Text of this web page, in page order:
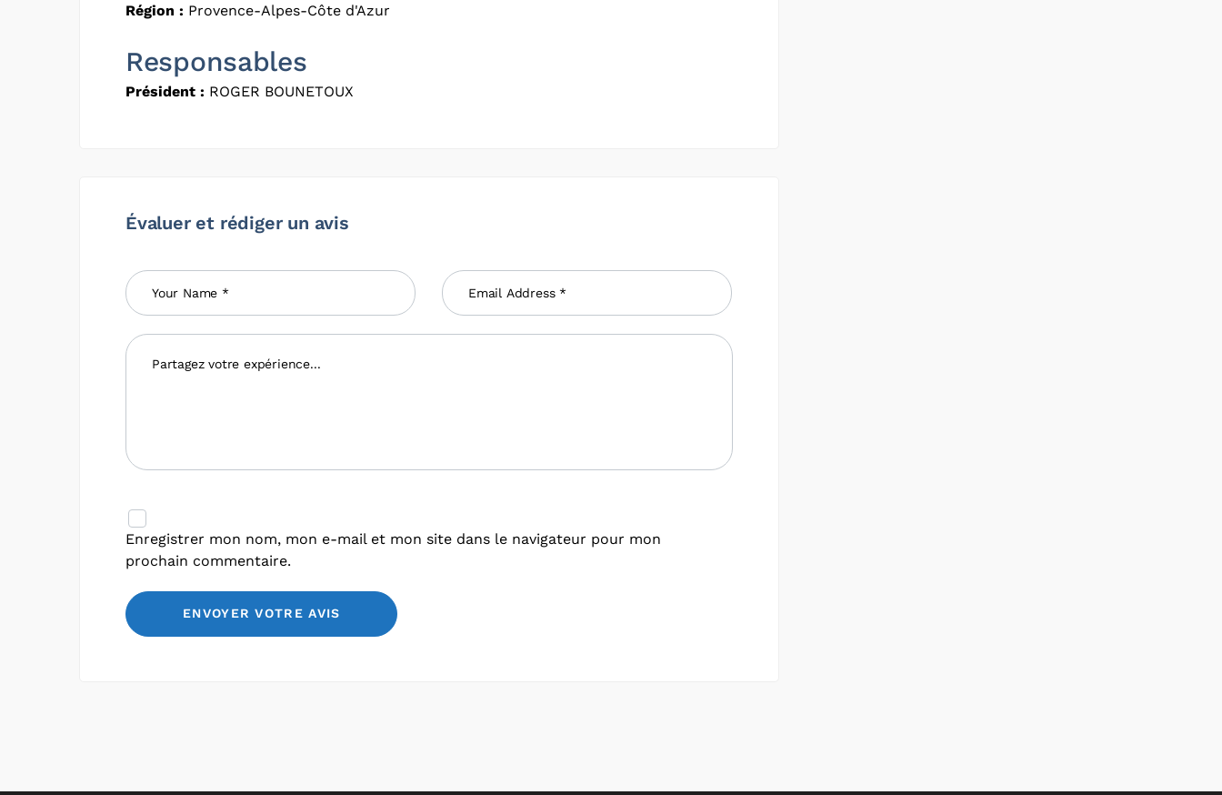
Région : Provence-Alpes-Côte d'Azur
Responsables
Président : ROGER BOUNETOUX
Évaluer et rédiger un avis
Enregistrer mon nom, mon e-mail et mon site dans le navigateur pour mon
prochain commentaire.